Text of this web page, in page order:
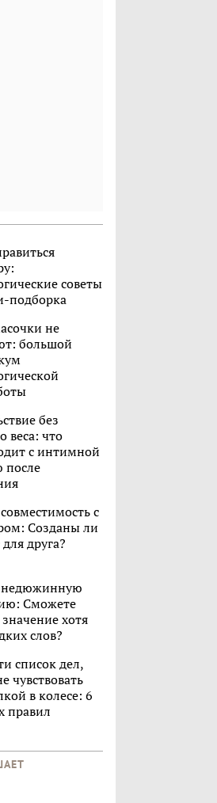
советы
подборка
не
большой
без
веса: что
с интимной
с
Созданы ли
друга?
недюжинную
Сможете
значение хотя
слов?
список дел,
чувствовать
в колесе: 6
правил